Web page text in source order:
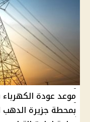
موعد عودة
بمحطة جزيرة